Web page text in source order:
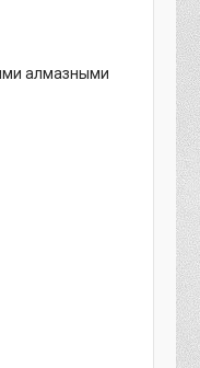
алмазными